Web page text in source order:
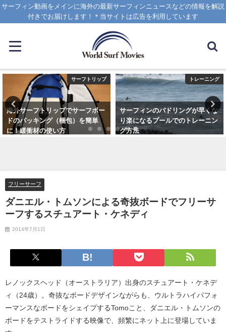
サーフィン動画をメインに海外の最新サーフィンニュースなどの情報を解説
付きでお届けします！＊当サイトは広告を利用しています
サーフトリップ
海外サーフトリップでサーフボー
ドのパッキング（梱包）を簡単
に！緩衝材の使い方
トレーニング
サーフィンのパドリングが早くな
り楽になるプールでのトレーニン
グ方法
フリーサーフ
ダニエル・トムソンによる奇抜ボードでフリーサ
ーフするスチュアート・ケネディ
2014年7月1日
レノックスヘッド（オーストラリア）出身のスチュアート・ケネデ
ィ（24歳）。奇抜なボードデザインながらも、ウルトラハイパフォ
ーマンスなボードをシェイプするTomoこと、ダニエル・トムソンの
ボードをテストライドする映像で、頻繁にネット上に登場していま